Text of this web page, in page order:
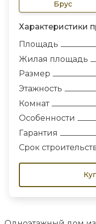
Брус
Характеристики
Площадь
Жилая площадь
Размер
Этажность
Комнат
Особенности
Гарантия
Срок